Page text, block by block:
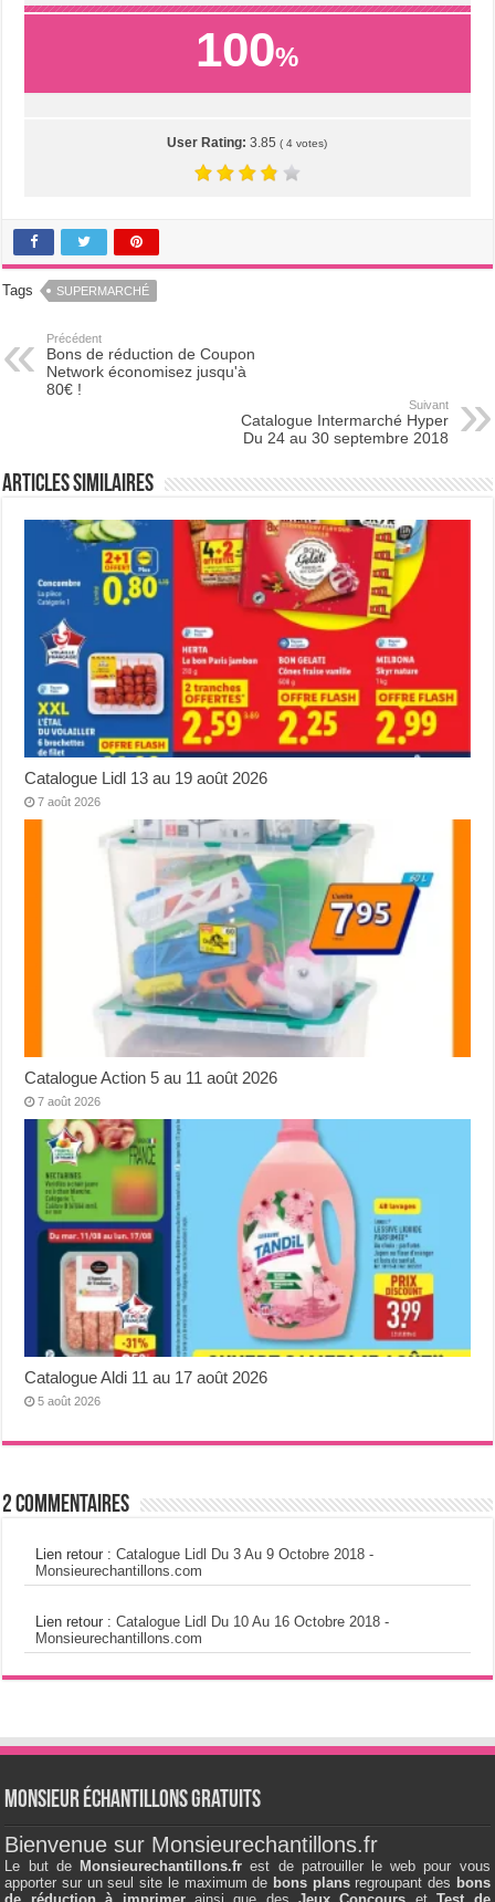
100%
User Rating:3.85 (4 votes)
Tags SUPERMARCHÉ
Précédent
Bons de réduction de Coupon
Network économisez jusqu'à
80€ !
Suivant
Catalogue Intermarché Hyper
Du 24 au 30 septembre 2018
Articles Similaires
Catalogue Lidl 13 au 19 août 2026
7 août 2026
Catalogue Action 5 au 11 août 2026
7 août 2026
Catalogue Aldi 11 au 17 août 2026
5 août 2026
2 Commentaires
Lien retour :Catalogue Lidl Du 3 Au 9 Octobre 2018 -
Monsieurechantillons.com
Lien retour :Catalogue Lidl Du 10 Au 16 Octobre 2018 -
Monsieurechantillons.com
Monsieur échantillons Gratuits
Bienvenue sur Monsieurechantillons.fr
Le but de Monsieurechantillons.fr est de patrouiller le web pour vous
apporter sur un seul site le maximum de bons plansregroupant des bons